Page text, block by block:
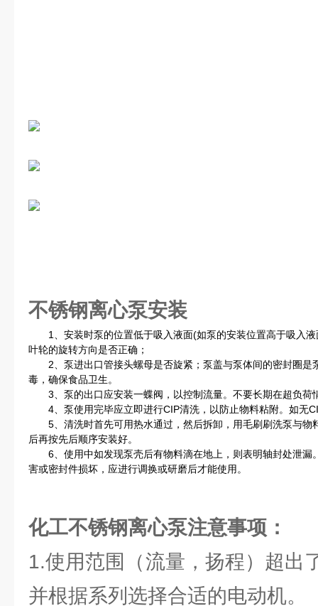
不锈钢离心泵安装
1、安装时泵的位置低于吸入液面(如泵的安装位置高于吸入液
叶轮的旋转方向是否正确；
2、泵进出口管接头螺母是否旋紧；泵盖与泵体间的密封圈是
毒，确保食品卫生。
3、泵的出口应安装一蝶阀，以控制流量。不要长期在超负荷
4、泵使用完毕应立即进行CIP清洗，以防止物料粘附。如无
5、清洗时首先可用热水通过，然后拆卸，用毛刷刷洗泵与物
后再按先后顺序安装好。
6、使用中如发现泵壳后有物料滴在地上，则表明轴封处泄漏
害或密封件损坏，应进行调换或研磨后才能使用。
化工不锈钢离心泵注意事项：
1.使用范围（流量，扬程）超出
并根据系列选择合适的电动机。